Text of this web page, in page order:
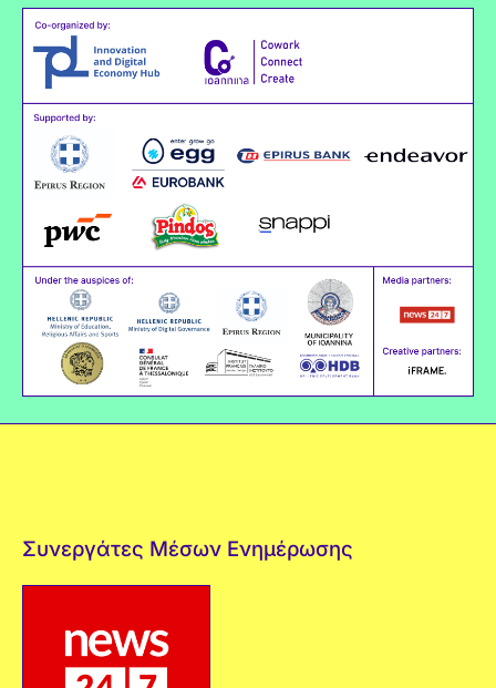
Συνεργάτες Μέσων Ενημέρωσης